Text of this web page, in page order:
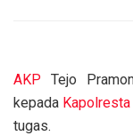
AKP Tejo
kepada Kapolresta
tugas.